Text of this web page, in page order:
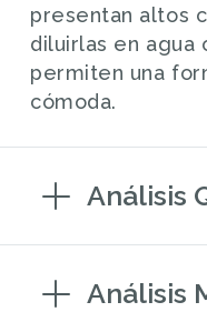
presentan altos
diluirlas en agua
permiten una
cómoda.
Análisis
Análisis